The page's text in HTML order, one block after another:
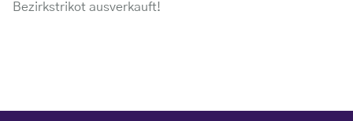
Bezirkstrikot ausverkauft!